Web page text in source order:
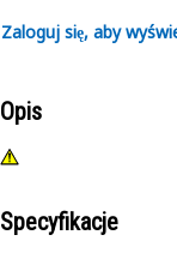
Zaloguj się, aby
Opis
Specyfikacje